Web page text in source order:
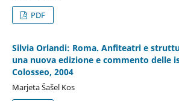
PDF
Silvia Orlandi: Roma. Anfiteatri e
una nuova edizione e commento delle
Colosseo, 2004
Marjeta Šašel Kos